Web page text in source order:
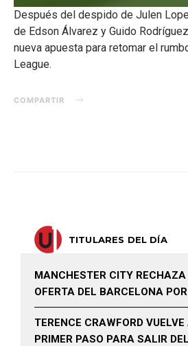
Después del despido de Julen
de Edson Álvarez y Guido
nueva apuesta para retomar el
League.
COMPARTIR
TITULARES DEL DÍA
MANCHESTER CITY
OFERTA DEL BARCELONA
TERENCE CRAWFORD
PRIMER PASO PARA SALIR